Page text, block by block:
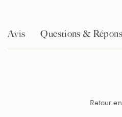
Avis Questions &
Retour